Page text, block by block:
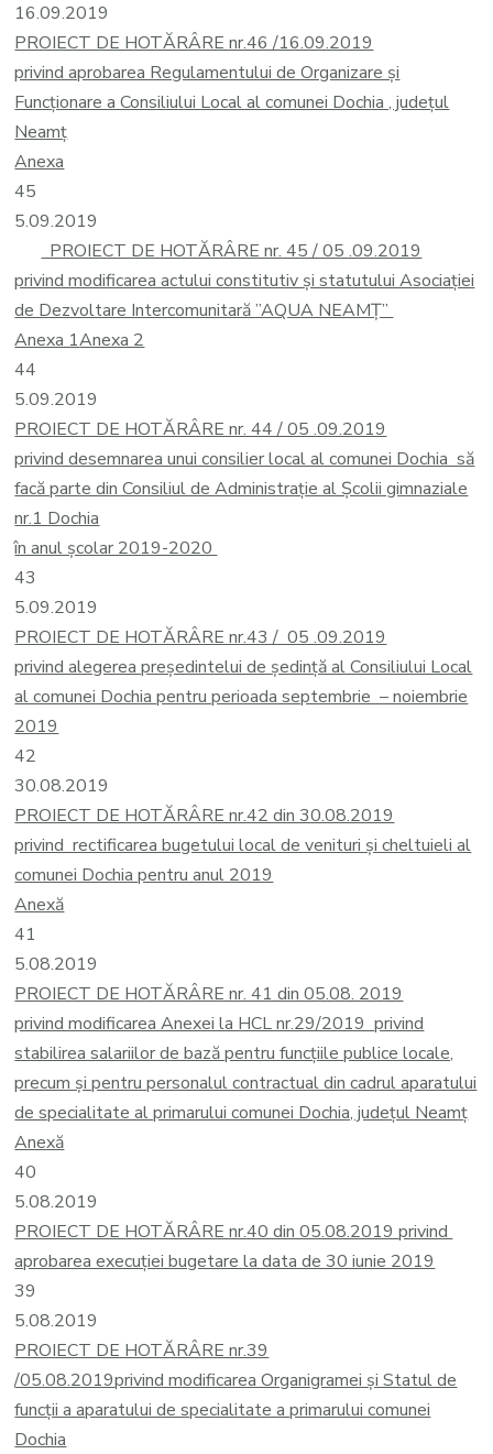
16.09.2019
PROIECT DE HOTĂRÂRE nr.46 /16.09.2019
privind aprobarea Regulamentului de Organizare şi
Funcţionare a Consiliului Local al comunei Dochia , județul
Neamț
Anexa
45
5.09.2019
PROIECT DE HOTĂRÂRE nr. 45 / 05 .09.2019
privind modificarea actului constitutiv şi statutului Asociaţiei
de Dezvoltare Intercomunitară ”AQUA NEAMŢ”
Anexa 1Anexa 2
44
5.09.2019
PROIECT DE HOTĂRÂRE nr. 44 / 05 .09.2019
privind desemnarea unui consilier local al comunei Dochia să
facă parte din Consiliul de Administraţie al Şcolii gimnaziale
nr.1 Dochia
în anul şcolar 2019-2020
43
5.09.2019
PROIECT DE HOTĂRÂRE nr.43 / 05 .09.2019
privind alegerea președintelui de ședință al Consiliului Local
al comunei Dochia pentru perioada septembrie – noiembrie
2019
42
30.08.2019
PROIECT DE HOTĂRÂRE nr.42 din 30.08.2019
privind rectificarea bugetului local de venituri și cheltuieli al
comunei Dochia pentru anul 2019
Anexă
41
5.08.2019
PROIECT DE HOTĂRÂRE nr. 41 din 05.08. 2019
privind modificarea Anexei la HCL nr.29/2019 privind
stabilirea salariilor de bază pentru funcțiile publice locale,
precum şi pentru personalul contractual din cadrul aparatului
de specialitate al primarului comunei Dochia, județul Neamț
Anexă
40
5.08.2019
PROIECT DE HOTĂRÂRE nr.40 din 05.08.2019privind
aprobarea execuţiei bugetare la data de 30 iunie 2019
39
5.08.2019
PROIECT DE HOTĂRÂRE nr.39
/05.08.2019privind modificarea Organigramei și Statul de
funcții a aparatului de specialitate a primarului comunei
Dochia